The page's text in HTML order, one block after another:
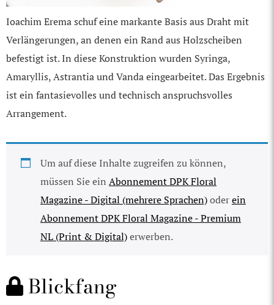
Ioachim Erema schuf eine markante Basis aus Draht mit
Verlängerungen, an denen ein Rand aus Holzscheiben
befestigt ist. In diese Konstruktion wurden Syringa,
Amaryllis, Astrantia und Vanda eingearbeitet. Das Ergebnis
ist ein fantasievolles und technisch anspruchsvolles
Arrangement.
Um auf diese Inhalte zugreifen zu können,
müssen Sie ein Abonnement DPK Floral
Magazine - Digital (mehrere Sprachen)oderein
Abonnement DPK Floral Magazine - Premium
NL (Print & Digital)erwerben.
Blickfang